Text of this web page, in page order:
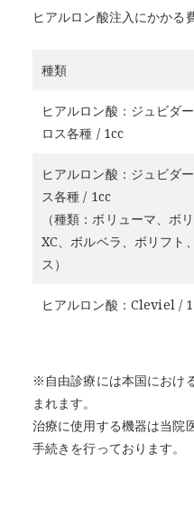
ヒアルロン酸注入にかかる
種類
ヒアルロン酸：ジュビダ
ロス各種 / 1cc
ヒアルロン酸：ジュビダ
ス各種 / 1cc
（種類：ボリューマ、ボ
XC、ボルベラ、ボリフト
ス）
ヒアルロン酸：Cleviel /
※自由診療には本国におけ
まれます。
治療に使用する機器は当院
手続きを行っております。